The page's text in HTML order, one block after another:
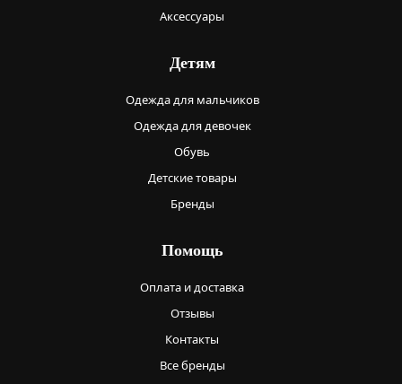
Аксессуары
Детям
Одежда для мальчиков
Одежда для девочек
Обувь
Детские товары
Бренды
Помощь
Оплата и доставка
Отзывы
Контакты
Все бренды